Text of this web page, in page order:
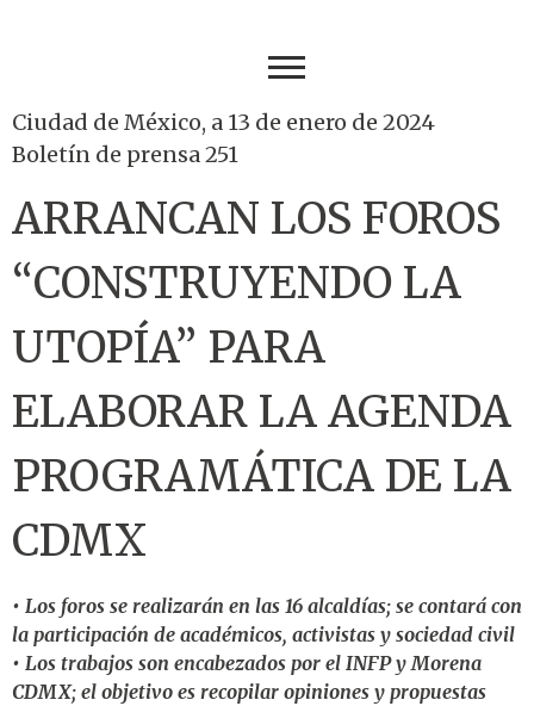
Ciudad de México, a 13 de enero de 2024
Boletín de prensa 251
ARRANCAN LOS FOROS
“CONSTRUYENDO LA
UTOPÍA” PARA
ELABORAR LA AGENDA
PROGRAMÁTICA DE LA
CDMX
• Los foros se realizarán en las 16 alcaldías; se contará con
la participación de académicos, activistas y sociedad civil
• Los trabajos son encabezados por el INFP y Morena
CDMX; el objetivo es recopilar opiniones y propuestas